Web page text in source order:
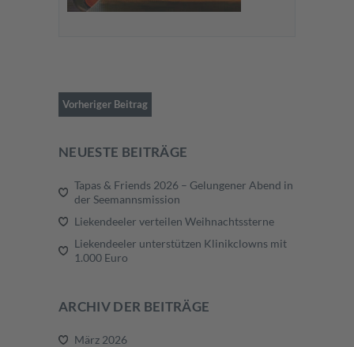
Vorheriger Beitrag
NEUESTE BEITRÄGE
Tapas & Friends 2026 – Gelungener Abend in
der Seemannsmission
Liekendeeler verteilen Weihnachtssterne
Liekendeeler unterstützen Klinikclowns mit
1.000 Euro
ARCHIV DER BEITRÄGE
März 2026